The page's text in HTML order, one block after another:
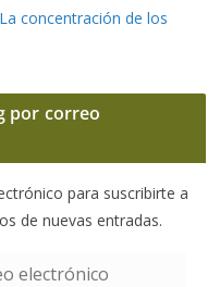
concentración de los
por correo
para suscribirte a
de nuevas entradas.